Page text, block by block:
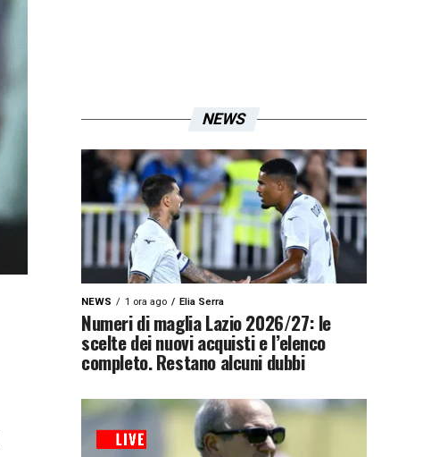
NEWS
NEWS 1 ora ago Elia Serra
Numeri di maglia Lazio 2026/27: le
scelte dei nuovi acquisti e l’elenco
completo. Restano alcuni dubbi